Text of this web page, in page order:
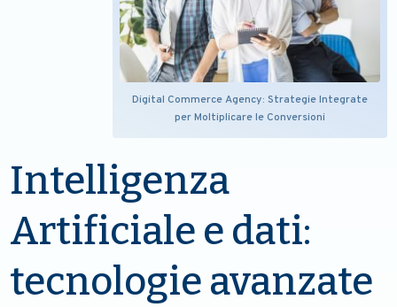
Digital Commerce Agency: Strategie Integrate
per Moltiplicare le Conversioni
Intelligenza
Artificiale e dati:
tecnologie avanzate